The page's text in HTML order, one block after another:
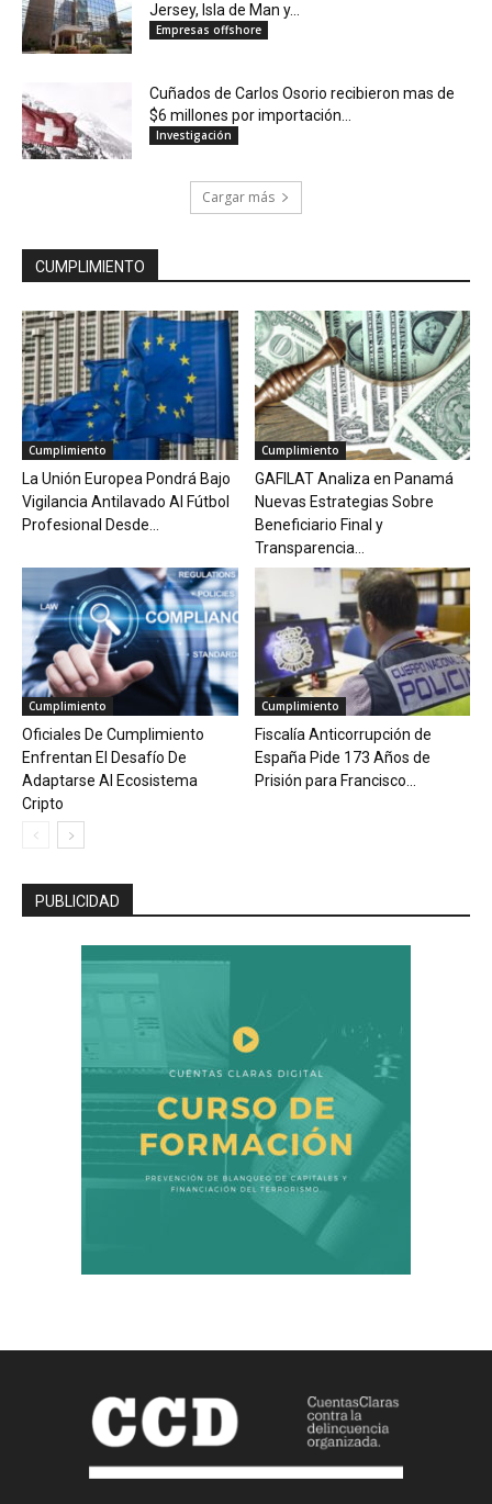
Jersey, Isla de Man y...
Empresas offshore
Cuñados de Carlos Osorio recibieron mas de
$6 millones por importación...
Investigación
Cargar más
CUMPLIMIENTO
Cumplimiento
La Unión Europea Pondrá Bajo
Vigilancia Antilavado Al Fútbol
Profesional Desde...
Cumplimiento
GAFILAT Analiza en Panamá
Nuevas Estrategias Sobre
Beneficiario Final y
Transparencia...
Cumplimiento
Oficiales De Cumplimiento
Enfrentan El Desafío De
Adaptarse Al Ecosistema
Cripto
Cumplimiento
Fiscalía Anticorrupción de
España Pide 173 Años de
Prisión para Francisco...
PUBLICIDAD